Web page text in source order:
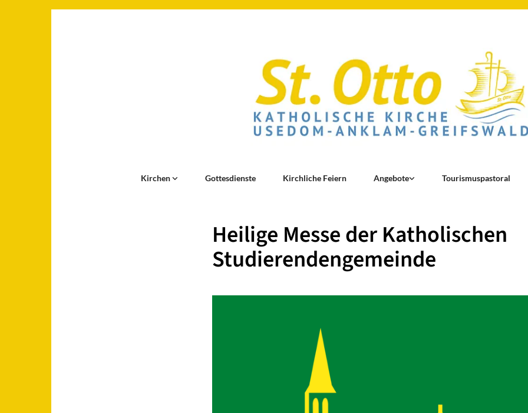
Kirchen Gottesdienste Kirchliche Feiern Angebote Tourismuspastoral
Heilige Messe der Katholischen
Studierendengemeinde